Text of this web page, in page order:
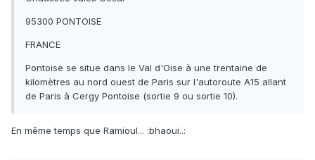
95300 PONTOISE
FRANCE
Pontoise se situe dans le Val d'Oise à une trentaine de
kilomètres au nord ouest de Paris sur l'autoroute A15 allant
de Paris à Cergy Pontoise (sortie 9 ou sortie 10).
En même temps que Ramioul... :bhaoui..: